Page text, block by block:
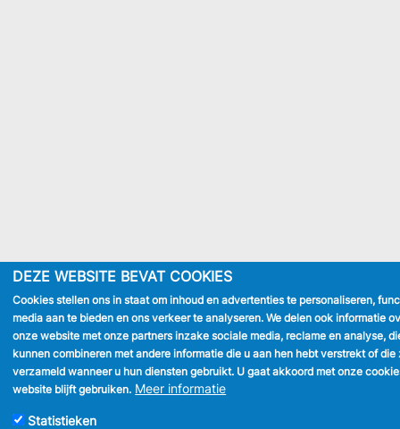
DEZE WEBSITE BEVAT COOKIES
Cookies stellen ons in staat om inhoud en advertenties te personaliseren,
media aan te bieden en ons verkeer te analyseren. We delen ook informatie
onze website met onze partners inzake sociale media, reclame en analyse,
kunnen combineren met andere informatie die u aan hen hebt verstrekt of die
verzameld wanneer u hun diensten gebruikt. U gaat akkoord met onze
website blijft gebruiken. Meer informatie
Statistieken